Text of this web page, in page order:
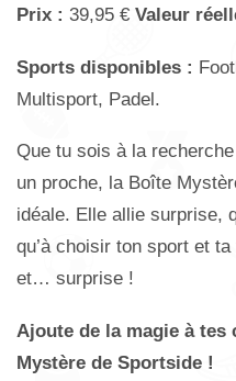
Prix : 39,95 € Valeur
Sports disponibles :
Multisport, Padel.
Que tu sois à la
un proche, la Boîte
idéale. Elle allie surprise,
qu’à choisir ton sport et
et… surprise !
Ajoute de la magie à tes
Mystère de Sportside !